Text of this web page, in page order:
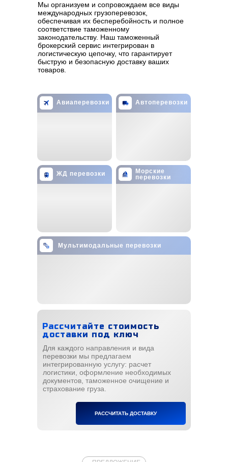
Мы организуем и сопровождаем все виды
международных грузоперевозок,
обеспечивая их бесперебойность и полное
соответствие таможенному
законодательству. Наш таможенный
брокерский сервис интегрирован в
логистическую цепочку, что гарантирует
быструю и безопасную доставку ваших
товаров.
Авиаперевозки Автоперевозки
Мультимодальные перевозки
ЖД перевозки
Морские
перевозки
Рассчитайте стоимость
доставки под ключ
Для каждого направления и вида
перевозки мы предлагаем
интегрированную услугу: расчет
логистики, оформление необходимых
документов, таможенное очищение и
страхование груза.
РАССЧИТАТЬ ДОСТАВКУ